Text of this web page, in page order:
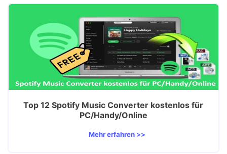
Top 12 Spotify Music Converter kostenlos für
PC/Handy/Online
Mehr erfahren >>